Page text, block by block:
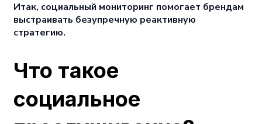
Итак, социальный мониторинг помогает брендам
выстраивать безупречную реактивную
стратегию.
Что такое
социальное